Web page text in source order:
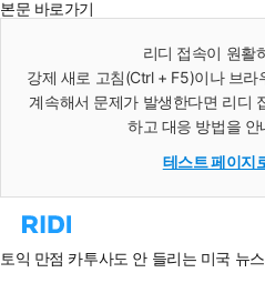
본문 바로가기
리디 접속이 원활
강제 새로 고침(Ctrl + F5)이나 브
계속해서 문제가 발생한다면 리디
하고 대응 방법을 안
테스트 페이지
리
홈
토익 만점 카투사도 안 들리는 미국 뉴